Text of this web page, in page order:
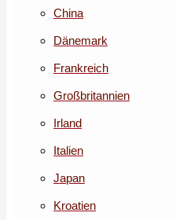
China
Dänemark
Frankreich
Großbritannien
Irland
Italien
Japan
Kroatien